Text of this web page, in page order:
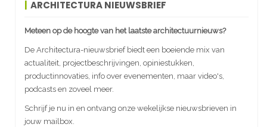
ARCHITECTURA NIEUWSBRIEF
Meteen op de hoogte van het laatste architectuurnieuws?
De Architectura-nieuwsbrief biedt een boeiende mix van
actualiteit, projectbeschrijvingen, opiniestukken,
productinnovaties, info over evenementen, maar video's,
podcasts en zoveel meer.
Schrijf je nu in en ontvang onze wekelijkse nieuwsbrieven in
jouw mailbox.